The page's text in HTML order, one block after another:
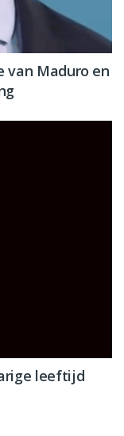
van Maduro en
leeftijd